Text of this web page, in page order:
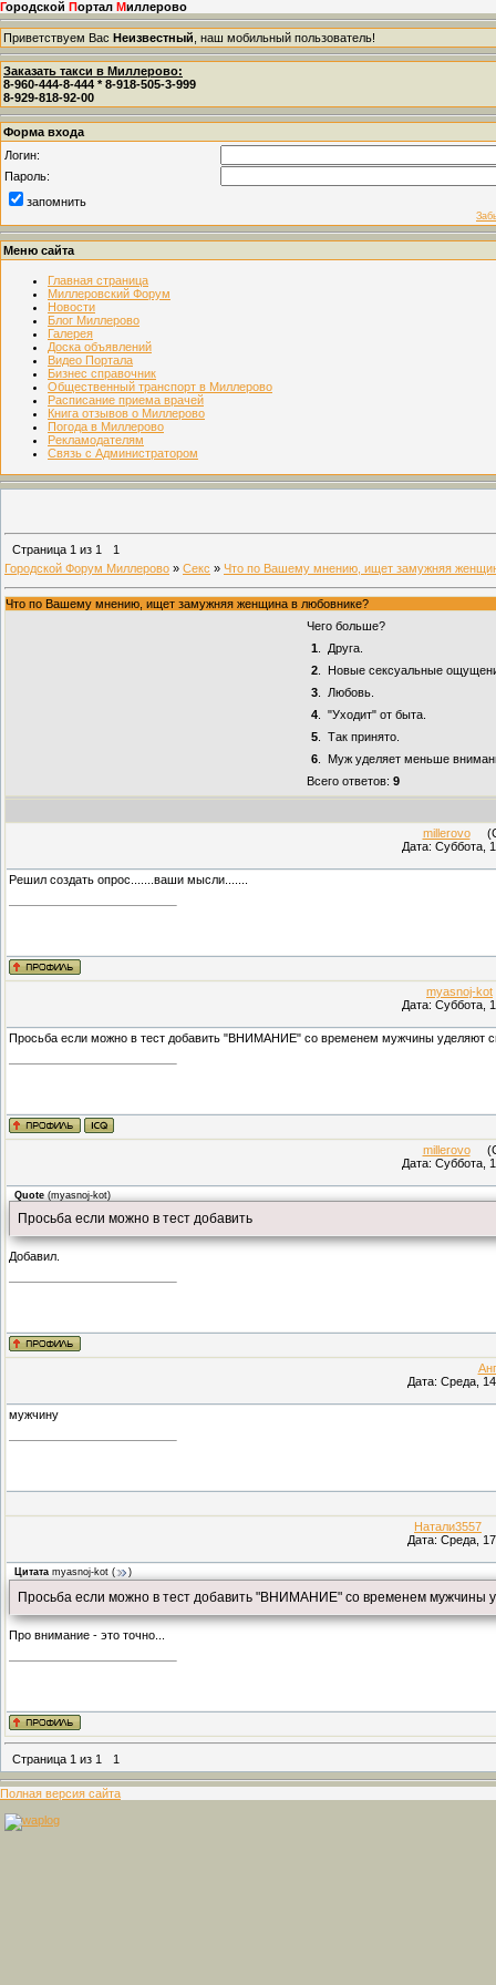
Городской Портал Миллерово
Приветствуем Вас Неизвестный , наш мобильный пользователь!
Заказать такси в Миллерово:
8-960-444-8-444 * 8-918-505-3-999
8-929-818-92-00
Форма входа
Логин:
Пароль:
запомнить
Меню сайта
Главная страница
Миллеровский Форум
Новости
Блог Миллерово
Галерея
Доска объявлений
Видео Портала
Бизнес справочник
Общественный транспорт в Миллерово
Расписание приема врачей
Книга отзывов о Миллерово
Погода в Миллерово
Рекламодателям
Связь с Администратором
Страница 1 из 1
1
Городской Форум Миллерово » Секс » Что по Вашему мнению, ищет замужняя
Что по Вашему мнению, ищет замужняя женщина в любовнике?
Чего больше?
1.
Друга.
2.
Новые сексуальные
3.
Любовь.
4.
"Уходит" от быта.
5.
Так принято.
6.
Муж уделяет меньше
Всего ответов: 9
millerovo
Дата: Суббота,
Решил создать опрос.......ваши мысли.......
myasnoj-kot
Дата: Суббота,
Просьба если можно в тест добавить "ВНИМАНИЕ" со временем мужчины уделяют
millerovo
Дата: Суббота,
Quote (myasnoj-kot)
Просьба если можно в тест добавить
Добавил.
Дата: Среда,
мужчину
Натали3557
Дата: Среда,
Цитата myasnoj-kot ( )
Просьба если можно в тест добавить "ВНИМАНИЕ" со временем мужчины
Про внимание - это точно...
Страница 1 из 1 1
Полная версия сайта